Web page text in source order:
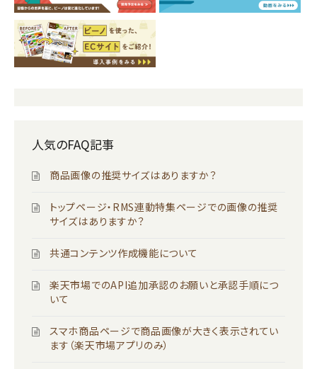
人気のFAQ記事
商品画像の推奨サイズはありますか？
トップページ・RMS連動特集ページでの画像の推奨
サイズはありますか？
共通コンテンツ作成機能について
楽天市場でのAPI追加承認のお願いと承認手順につ
いて
スマホ商品ページで商品画像が大きく表示されてい
ます（楽天市場アプリのみ）